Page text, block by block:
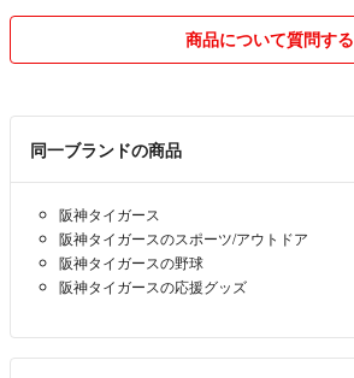
商品について質問する
同一ブランドの商品
阪神タイガース
阪神タイガースのスポーツ/アウトドア
阪神タイガースの野球
阪神タイガースの応援グッズ